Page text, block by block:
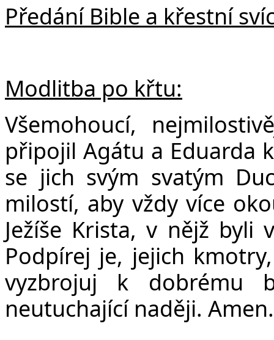
Předání Bible a křestní
Modlitba po křtu:
Všemohoucí,
připojil Agátu a Eduarda
se jich svým svatým
milostí, aby vždy více
Ježíše Krista, v nějž byli
Podpírej je, jejich
vyzbrojuj k dobrému
neutuchající naději. Amen.